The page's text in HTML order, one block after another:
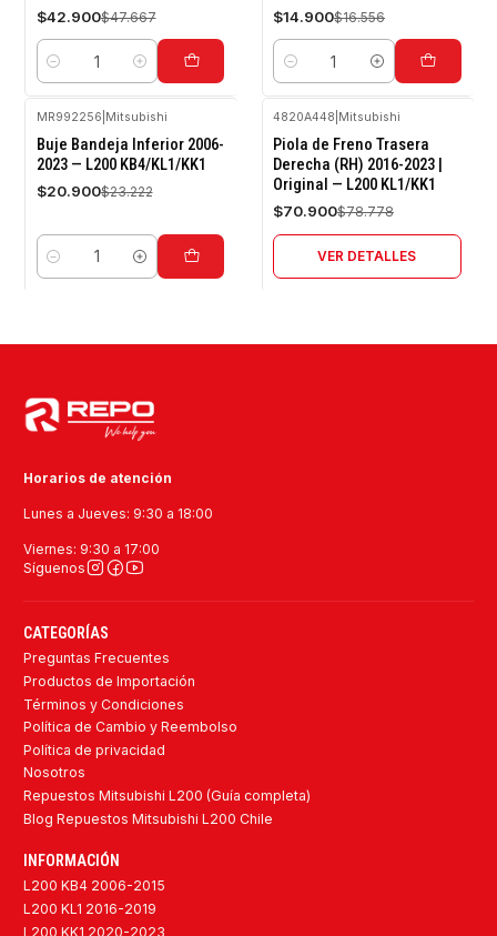
$42.900$47.667
Cantidad
$14.900$16.556
Cantidad
-10%
OFF
MR992256 Mitsubishi
Buje Bandeja Inferior 2006-
2023 — L200 KB4/KL1/KK1
$20.900$23.222
Cantidad
-10%
OFF
Agotado
4820A448 Mitsubishi
Piola de Freno Trasera
Derecha (RH) 2016-2023 |
Original — L200 KL1/KK1
$70.900$78.778
VER DETALLES
Horarios de atención
Lunes a Jueves: 9:30 a 18:00
Viernes: 9:30 a 17:00
Síguenos
CATEGORÍAS
Preguntas Frecuentes
Productos de Importación
Términos y Condiciones
Política de Cambio y Reembolso
Política de privacidad
Nosotros
Repuestos Mitsubishi L200 (Guía completa)
Blog Repuestos Mitsubishi L200 Chile
INFORMACIÓN
L200 KB4 2006-2015
L200 KL1 2016-2019
L200 KK1 2020-2023